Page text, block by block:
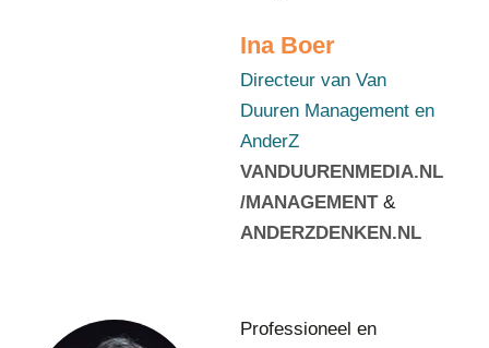
n
a
g
e
e
n
t
e
d
Ina Boer
Directeur van Van
Duuren Management en
AnderZ
VANDUURENMEDIA.NL
/MANAGEMENT&
ANDERZDENKEN.NL
J
Professioneel en